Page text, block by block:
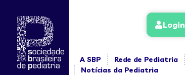
Login
A SBP Rede de Pediatria
Notícias da Pediatria